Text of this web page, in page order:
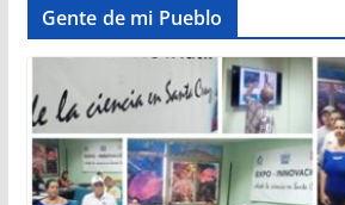
Gente de mi Pueblo